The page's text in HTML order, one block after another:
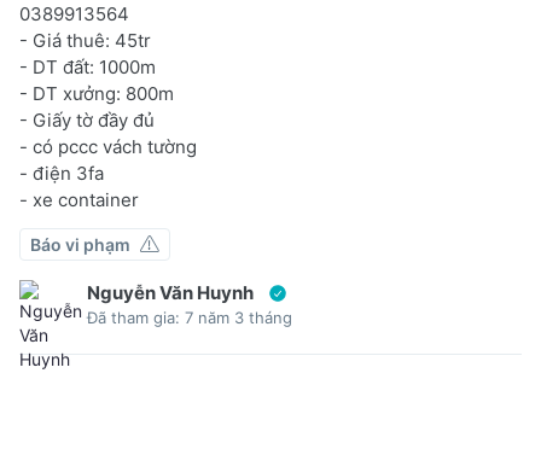
0389913564
- Giá thuê: 45tr
- DT đất: 1000m
- DT xưởng: 800m
- Giấy tờ đầy đủ
- có pccc vách tường
- điện 3fa
- xe container
Báo vi phạm
Nguyễn Văn Huynh
Đã tham gia: 7 năm 3 tháng